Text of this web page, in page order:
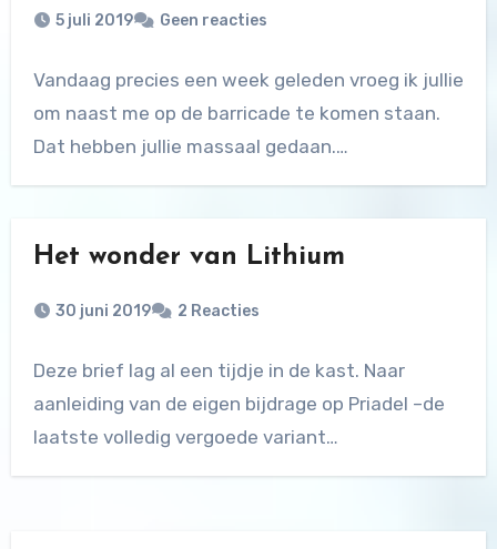
5 juli 2019 Geen reacties
Vandaag precies een week geleden vroeg ik jullie
om naast me op de barricade te komen staan.
Dat hebben jullie massaal gedaan.…
Het wonder van Lithium
30 juni 2019 2 Reacties
Deze brief lag al een tijdje in de kast. Naar
aanleiding van de eigen bijdrage op Priadel –de
laatste volledig vergoede variant…